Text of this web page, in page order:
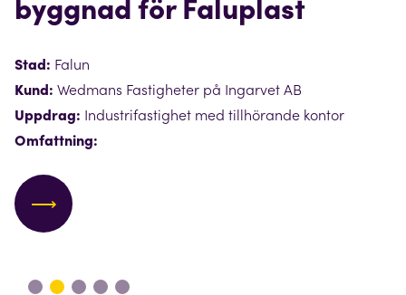
byggnad för Faluplast
Stad: Falun
Kund: Wedmans Fastigheter på Ingarvet AB
Uppdrag: Industrifastighet med tillhörande kontor
Omfattning:
⟶